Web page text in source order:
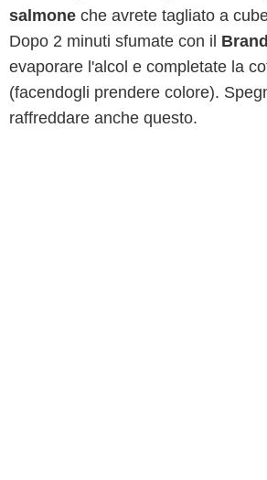
salmone che avrete tagliato a
Dopo 2 minuti sfumate con il
evaporare l'alcol e completate la
(facendogli prendere colore).
raffreddare anche questo.